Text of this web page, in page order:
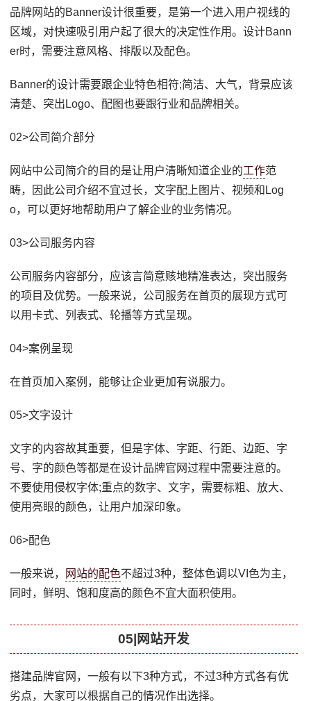
品牌网站的Banner设计很重要，是第一个进入用户视线的
区域，对快速吸引用户起了很大的决定性作用。设计Bann
er时，需要注意风格、排版以及配色。
Banner的设计需要跟企业特色相符;简洁、大气，背景应该
清楚、突出Logo、配图也要跟行业和品牌相关。
02>公司简介部分
网站中公司简介的目的是让用户清晰知道企业的工作范
畴，因此公司介绍不宜过长，文字配上图片、视频和Log
o，可以更好地帮助用户了解企业的业务情况。
03>公司服务内容
公司服务内容部分，应该言简意赅地精准表达，突出服务
的项目及优势。一般来说，公司服务在首页的展现方式可
以用卡式、列表式、轮播等方式呈现。
04>案例呈现
在首页加入案例，能够让企业更加有说服力。
05>文字设计
文字的内容故其重要，但是字体、字距、行距、边距、字
号、字的颜色等都是在设计品牌官网过程中需要注意的。
不要使用侵权字体;重点的数字、文字，需要标粗、放大、
使用亮眼的颜色，让用户加深印象。
06>配色
一般来说， 网站的配色不超过3种，整体色调以VI色为主，
同时，鲜明、饱和度高的颜色不宜大面积使用。
05|网站开发
搭建品牌官网，一般有以下3种方式，不过3种方式各有优
劣点，大家可以根据自己的情况作出选择。